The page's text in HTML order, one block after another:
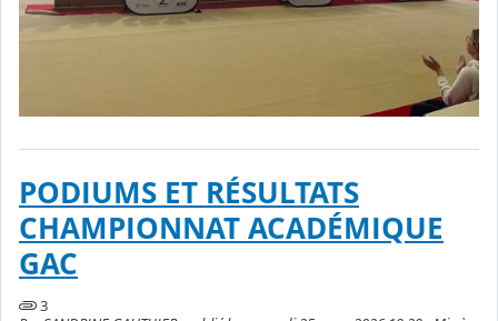
PODIUMS ET RÉSULTATS
CHAMPIONNAT ACADÉMIQUE
GAC
3